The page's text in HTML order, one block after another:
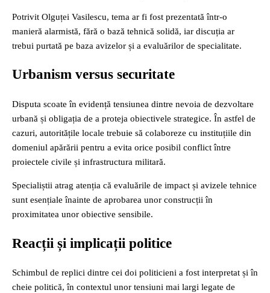
Potrivit Olguței Vasilescu, tema ar fi fost prezentată într-o
manieră alarmistă, fără o bază tehnică solidă, iar discuția ar
trebui purtată pe baza avizelor și a evaluărilor de specialitate.
Urbanism versus securitate
Disputa scoate în evidență tensiunea dintre nevoia de dezvoltare
urbană și obligația de a proteja obiectivele strategice. În astfel de
cazuri, autoritățile locale trebuie să colaboreze cu instituțiile din
domeniul apărării pentru a evita orice posibil conflict între
proiectele civile și infrastructura militară.
Specialiștii atrag atenția că evaluările de impact și avizele tehnice
sunt esențiale înainte de aprobarea unor construcții în
proximitatea unor obiective sensibile.
Reacții și implicații politice
Schimbul de replici dintre cei doi politicieni a fost interpretat și în
cheie politică, în contextul unor tensiuni mai largi legate de